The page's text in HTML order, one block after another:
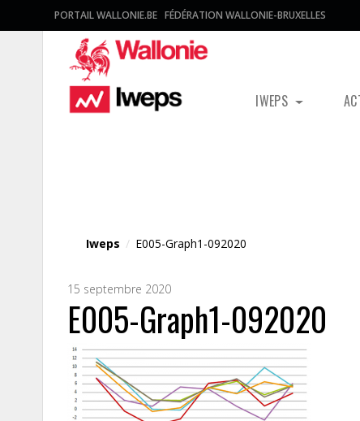
PORTAIL WALLONIE.BE FÉDÉRATION WALLONIE-BRUXELLES
IWEPS
Iweps / E005-Graph1-092020
15 septembre 2020
E005-Graph1-092020